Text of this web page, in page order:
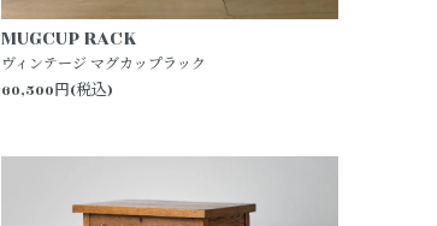
MUGCUP RACK
ヴィンテージ マグカップラック
60,500円(税込)